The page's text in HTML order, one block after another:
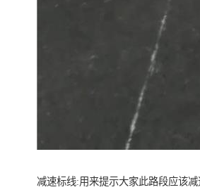
减速标线:用来提示大家此路段应该